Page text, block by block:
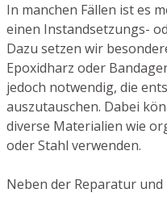
In manchen Fällen ist es
einen Instandsetzungs-
Dazu setzen wir
Epoxidharz oder
jedoch notwendig, die
auszutauschen. Dabei
diverse Materialien wie
oder Stahl verwenden.
Neben der Reparatur